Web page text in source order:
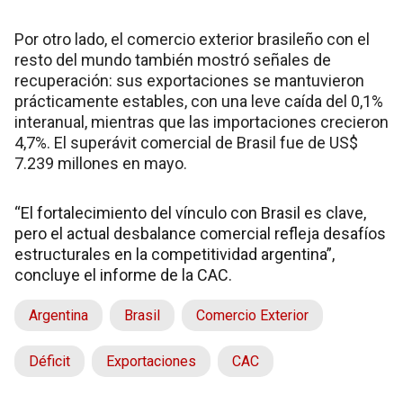
Por otro lado, el comercio exterior brasileño con el
resto del mundo también mostró señales de
recuperación: sus exportaciones se mantuvieron
prácticamente estables, con una leve caída del 0,1%
interanual, mientras que las importaciones crecieron
4,7%. El superávit comercial de Brasil fue de US$
7.239 millones en mayo.
“El fortalecimiento del vínculo con Brasil es clave,
pero el actual desbalance comercial refleja desafíos
estructurales en la competitividad argentina”,
concluye el informe de la CAC.
Argentina Brasil Comercio Exterior
Déficit Exportaciones CAC